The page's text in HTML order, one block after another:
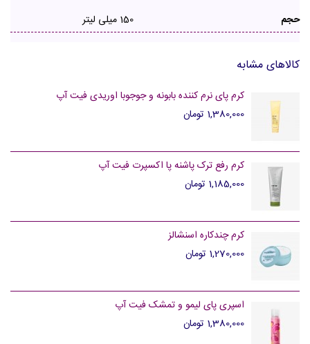
حجم 150 میلی لیتر
کالاهای مشابه
کرم پای نرم کننده بابونه و جوجوبا اوریدی فیت آپ
1,380,000 تومان
کرم رفع ترک پاشنه پا اکسپرت فیت آپ
1,185,000 تومان
کرم چندکاره اسنشالز
1,270,000 تومان
اسپری پای لیمو و تمشک فیت آپ
1,380,000 تومان